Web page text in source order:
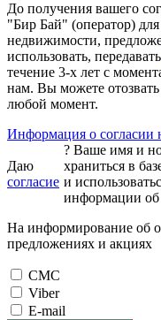
До получения вашего
"Бир Бай" (оператор)
недвижимости,
использовать, передавать
течение 3-х лет с
нам. Вы можете отозвать
любой момент.
Информация о согласии
Даю
согласие
? Ваше имя и
храниться в
и
информации об
На информирование об
предложениях и акциях
СМС
Viber
E-mail